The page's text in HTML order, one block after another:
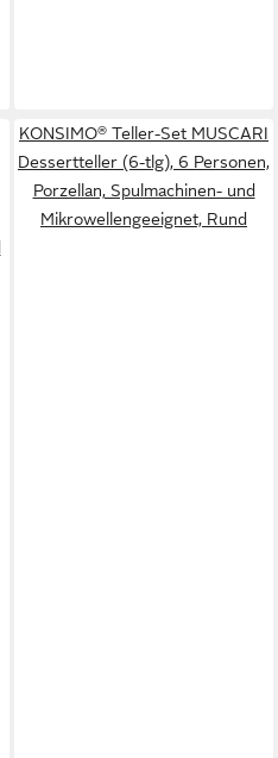
KONSIMO® Teller-Set MUSCARI
Dessertteller (6-tlg), 6 Personen,
Porzellan, Spulmachinen- und
Mikrowellengeeignet, Rund